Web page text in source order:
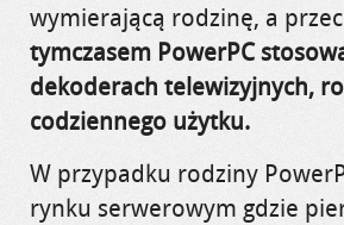
wymierającą rodzinę, a
tymczasem PowerPC
dekoderach telewizyjnych,
codziennego użytku.
W przypadku rodziny
rynku serwerowym gdzie